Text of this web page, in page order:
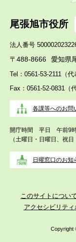
尾張旭市役所
法人番号
〒488-8666 愛知県
Tel：0561-53-2111（代
Fax：0561-52-0831（代
各課等へのお問
開庁時間 平日 午前9
（土曜日・日曜日、祝
日曜窓口のお知
このサイトについ
アクセシビリティ
Copyright